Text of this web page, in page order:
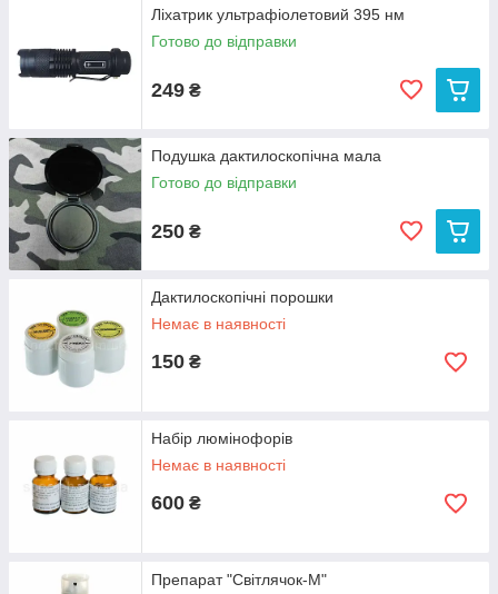
Ліхатрик ультрафіолетовий 395 нм
Готово до відправки
249 ₴
Подушка дактилоскопічна мала
Готово до відправки
250 ₴
Дактилоскопічні порошки
Немає в наявності
150 ₴
Набір люмінофорів
Немає в наявності
600 ₴
Препарат "Світлячок-М"